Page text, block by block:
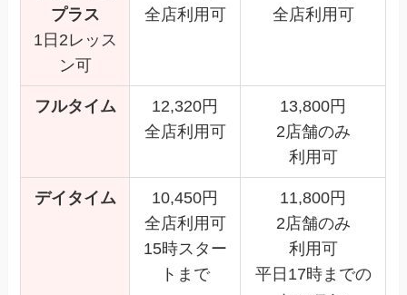
プラス
1日2レッス
ン可
全店利用可
全店利用可
フルタイム
12,320円
全店利用可
13,800円
2店舗のみ
利用可
デイタイム
10,450円
全店利用可
15時スター
トまで
11,800円
2店舗のみ
利用可
平日17時までの